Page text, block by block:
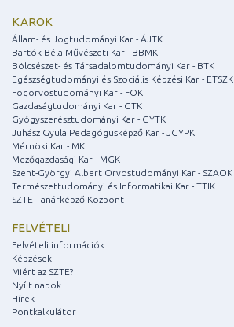
KAROK
Állam- és Jogtudományi Kar - ÁJTK
Bartók Béla Művészeti Kar - BBMK
Bölcsészet- és Társadalomtudományi Kar - BTK
Egészségtudományi és Szociális Képzési Kar - ETSZK
Fogorvostudományi Kar - FOK
Gazdaságtudományi Kar - GTK
Gyógyszerésztudományi Kar - GYTK
Juhász Gyula Pedagógusképző Kar - JGYPK
Mérnöki Kar - MK
Mezőgazdasági Kar - MGK
Szent-Györgyi Albert Orvostudományi Kar - SZAOK
Természettudományi és Informatikai Kar - TTIK
SZTE Tanárképző Központ
FELVÉTELI
Felvételi információk
Képzések
Miért az SZTE?
Nyílt napok
Hírek
Pontkalkulátor